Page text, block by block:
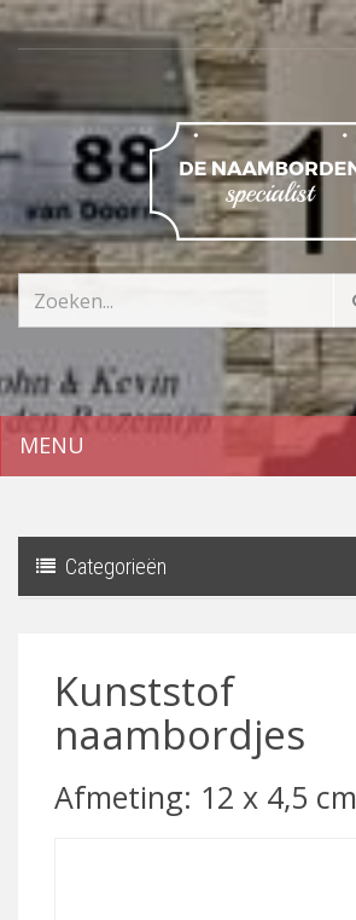
MENU
Categorieën
Kunststof
naambordjes
Afmeting: 12 x 4,5 cm